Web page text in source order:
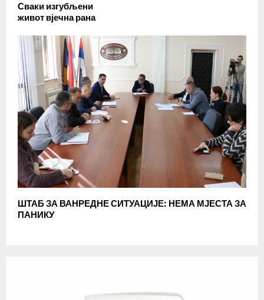
Сваки изгубљени
живот вјечна рана
ШТАБ ЗА ВАНРЕДНЕ СИТУАЦИЈЕ: НЕМА МЈЕСТА ЗА
ПАНИКУ